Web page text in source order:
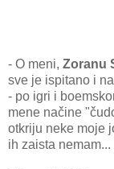
- O meni, Zoranu
sve je ispitano i
- po igri i
mene načine
otkriju neke moje
ih zaista nemam...